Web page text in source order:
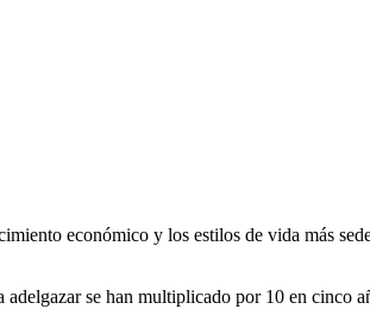
económico y los estilos de vida más
adelgazar se han multiplicado por 10 en cinco